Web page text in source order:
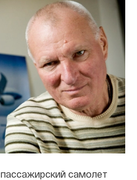
пассажирский самолет